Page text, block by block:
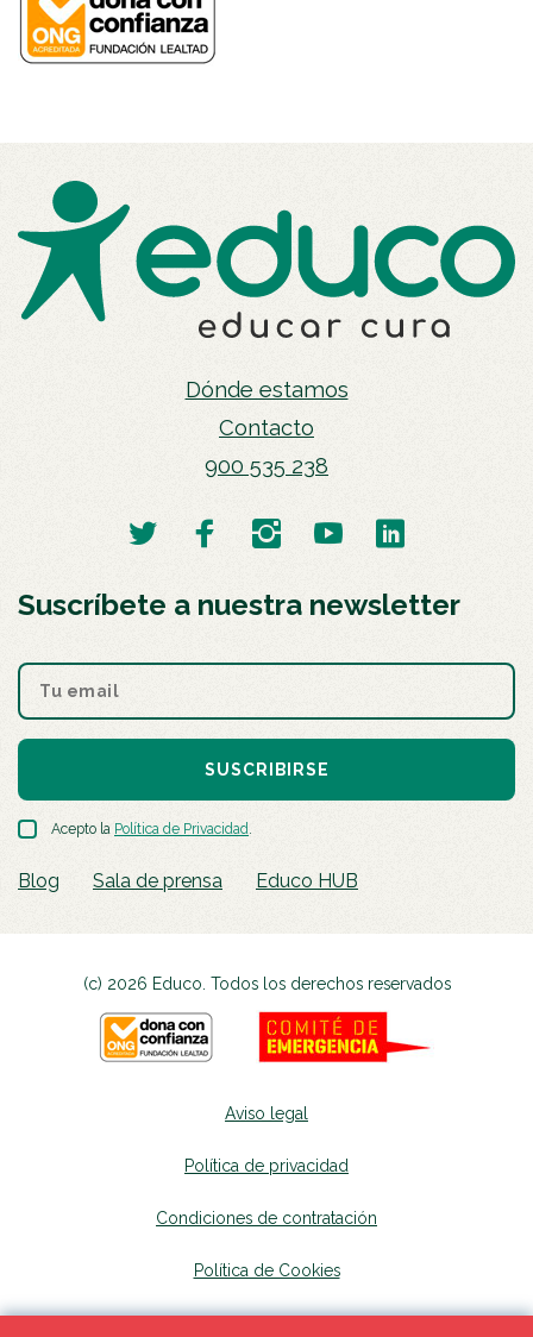
Dónde estamos
Contacto
900 535 238
Suscríbete a nuestra newsletter
SUSCRIBIRSE
Acepto la Política de Privacidad.
Blog Sala de prensa Educo HUB
(c) 2026 Educo. Todos los derechos reservados
Aviso legal
Política de privacidad
Condiciones de contratación
Política de Cookies